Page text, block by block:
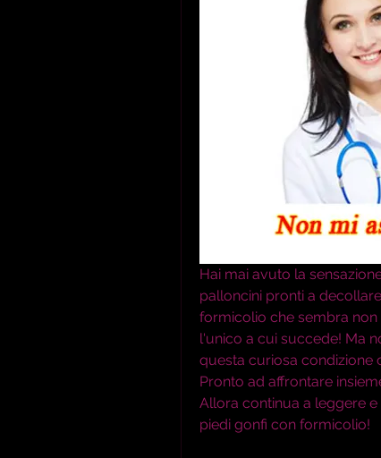
Hai mai avuto la
palloncini pronti a
formicolio che sembra
l'unico a cui succede! Ma
questa curiosa condizione
Pronto ad affrontare
Allora continua a leggere
piedi gonfi con formicolio!